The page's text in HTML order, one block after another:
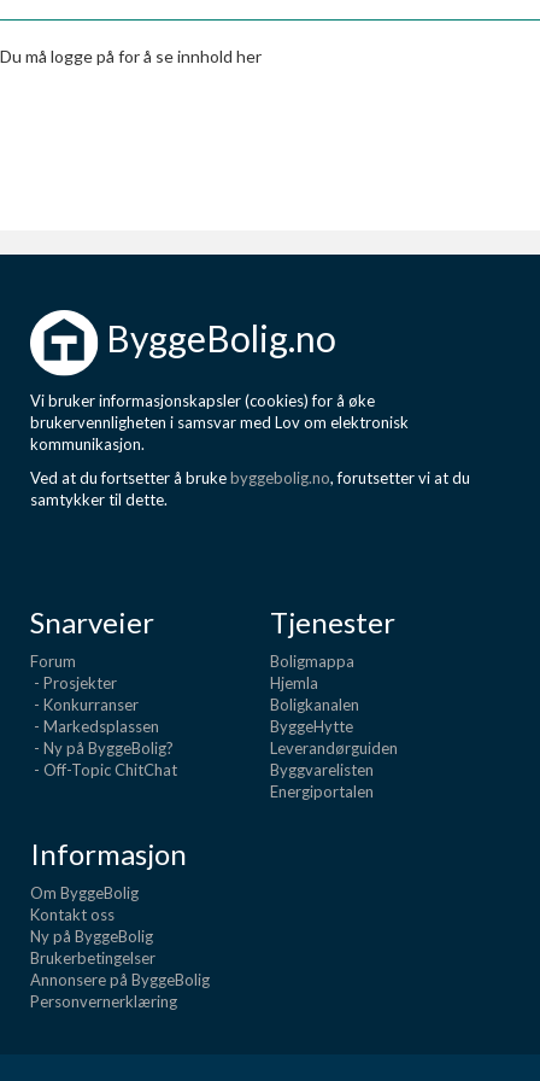
Boligmappa+
Få mer ut av Boligmappa
Du må logge på for å se innhold her
ByggeBolig.no
Vi bruker informasjonskapsler (cookies) for å øke
brukervennligheten i samsvar med Lov om elektronisk
kommunikasjon.
Ved at du fortsetter å brukebyggebolig.no, forutsetter vi at du
samtykker til dette.
Snarveier
Forum
- Prosjekter
- Konkurranser
- Markedsplassen
- Ny på ByggeBolig?
- Off-Topic ChitChat
Tjenester
Boligmappa
Hjemla
Boligkanalen
ByggeHytte
Leverandørguiden
Byggvarelisten
Energiportalen
Informasjon
Om ByggeBolig
Kontakt oss
Ny på ByggeBolig
Brukerbetingelser
Annonsere på ByggeBolig
Personvernerklæring